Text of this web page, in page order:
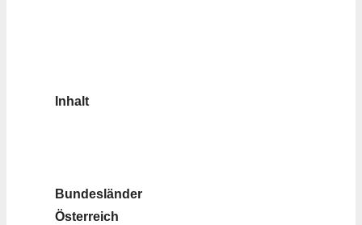
Inhalt
Bundesländer
Österreich